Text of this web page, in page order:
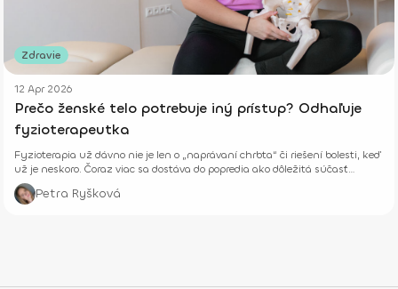
Zdravie
12 Apr 2026
Prečo ženské telo potrebuje iný prístup? Odhaľuje
fyzioterapeutka
Fyzioterapia už dávno nie je len o „naprávaní chrbta“ či riešení bolesti, keď
už je neskoro. Čoraz viac sa dostáva do popredia ako dôležitá súčasť
prevencie, starostlivosti o telo aj celkového zdravia – fyzického aj
psychického.
Petra Ryšková